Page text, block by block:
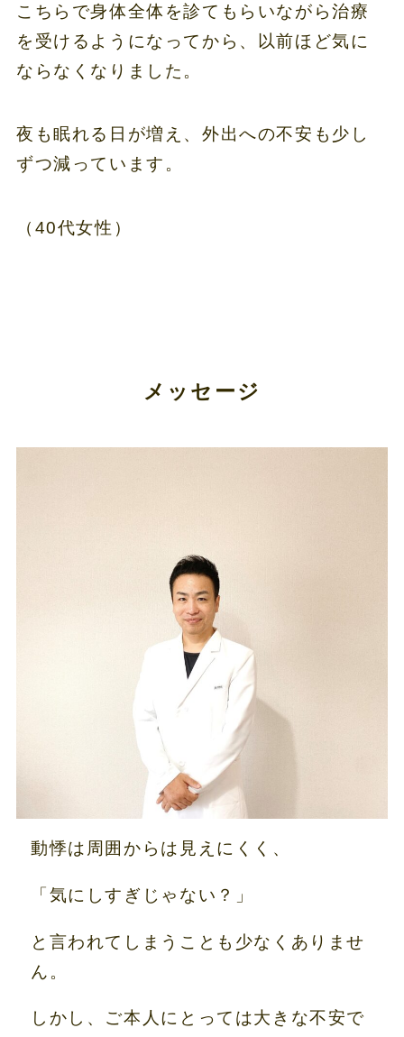
こちらで身体全体を診てもらいながら治療
を受けるようになってから、以前ほど気に
ならなくなりました。
夜も眠れる日が増え、外出への不安も少し
ずつ減っています。
（40代女性）
メッセージ
動悸は周囲からは見えにくく、
「気にしすぎじゃない？」
と言われてしまうことも少なくありませ
ん。
しかし、ご本人にとっては大きな不安で